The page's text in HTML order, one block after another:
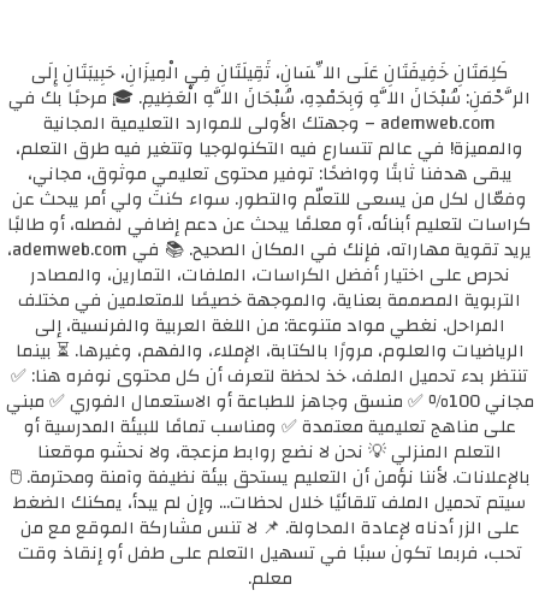
كَلِمَتَانِ خَفِيفَتَانِ عَلَى اللِّسَانِ، ثَقِيلَتَانِ فِي الْمِيزَانِ، حَبِيبَتَانِ إِلَى
الرَّحْمَنِ: سُبْحَانَ اللَّهِ وَبِحَمْدِهِ، سُبْحَانَ اللَّهِ الْعَظِيمِ. 🎓 مرحبًا بك في
ademweb.com – وجهتك الأولى للموارد التعليمية المجانية
والمميزة! في عالم تتسارع فيه التكنولوجيا وتتغير فيه طرق التعلم،
يبقى هدفنا ثابتًا وواضحًا: توفير محتوى تعليمي موثوق، مجاني،
وفعّال لكل من يسعى للتعلّم والتطور. سواء كنتَ ولي أمر يبحث عن
كراسات لتعليم أبنائه، أو معلمًا يبحث عن دعم إضافي لفصله، أو طالبًا
يريد تقوية مهاراته، فإنك في المكان الصحيح. 📚 في ademweb.com،
نحرص على اختيار أفضل الكراسات، الملفات، التمارين، والمصادر
التربوية المصممة بعناية، والموجهة خصيصًا للمتعلمين في مختلف
المراحل. نغطي مواد متنوعة: من اللغة العربية والفرنسية، إلى
الرياضيات والعلوم، مرورًا بالكتابة، الإملاء، والفهم، وغيرها. ⏳ بينما
تنتظر بدء تحميل الملف، خذ لحظة لتعرف أن كل محتوى نوفره هنا: ✅
مجاني 100٪ ✅ منسق وجاهز للطباعة أو الاستعمال الفوري ✅ مبني
على مناهج تعليمية معتمدة ✅ ومناسب تمامًا للبيئة المدرسية أو
التعلم المنزلي 💡 نحن لا نضع روابط مزعجة، ولا نحشو موقعنا
بالإعلانات. لأننا نؤمن أن التعليم يستحق بيئة نظيفة وآمنة ومحترمة. 🖱️
سيتم تحميل الملف تلقائيًا خلال لحظات... وإن لم يبدأ، يمكنك الضغط
على الزر أدناه لإعادة المحاولة. 📌 لا تنس مشاركة الموقع مع من
تحب، فربما تكون سببًا في تسهيل التعلم على طفل أو إنقاذ وقت
معلم.